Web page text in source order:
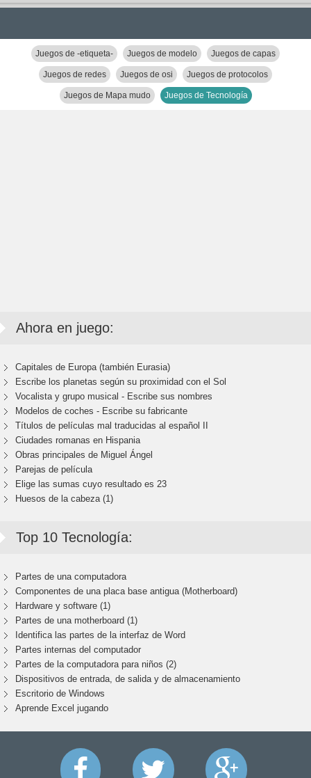
Juegos de -etiqueta- Juegos de modelo Juegos de capas
Juegos de redes Juegos de osi Juegos de protocolos
Juegos de Mapa mudo Juegos de Tecnología
Ahora en juego:
Capitales de Europa (también Eurasia)
Escribe los planetas según su proximidad con el Sol
Vocalista y grupo musical - Escribe sus nombres
Modelos de coches - Escribe su fabricante
Títulos de películas mal traducidas al español II
Ciudades romanas en Hispania
Obras principales de Miguel Ángel
Parejas de película
Elige las sumas cuyo resultado es 23
Huesos de la cabeza (1)
Top 10 Tecnología:
Partes de una computadora
Componentes de una placa base antigua (Motherboard)
Hardware y software (1)
Partes de una motherboard (1)
Identifica las partes de la interfaz de Word
Partes internas del computador
Partes de la computadora para niños (2)
Dispositivos de entrada, de salida y de almacenamiento
Escritorio de Windows
Aprende Excel jugando